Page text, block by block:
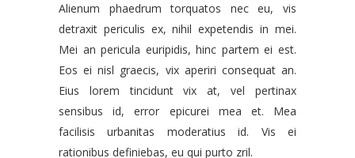
Alienum phaedrum torquatos nec eu, vis
detraxit periculis ex, nihil expetendis in mei.
Mei an pericula euripidis, hinc partem ei est.
Eos ei nisl graecis, vix aperiri consequat an.
Eius lorem tincidunt vix at, vel pertinax
sensibus id, error epicurei mea et. Mea
facilisis urbanitas moderatius id. Vis ei
rationibus definiebas, eu qui purto zril.